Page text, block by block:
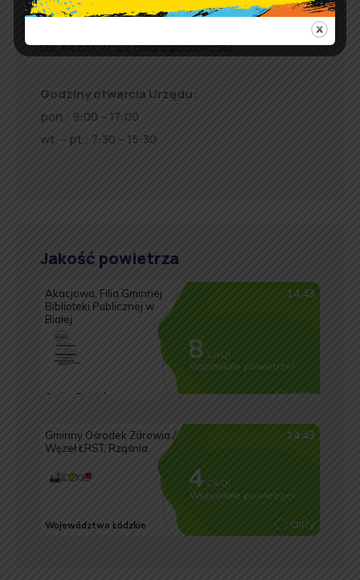
tel. 44 631-71-22 (biuro podawcze)
Godziny otwarcia Urzędu:
pon.: 9:00 – 17:00
wt. – pt.: 7:30 – 15:30
Jakość powietrza